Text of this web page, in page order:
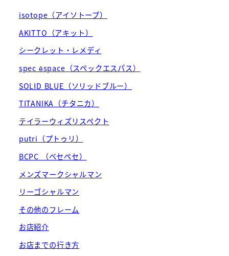
isotope（アイソトープ）
AKITTO（アキット）
シークレット・レメディ
spec ēspace（スペックエスパス）
SOLID BLUE（ソリッドブルー）
TITANIKA（チタニカ）
テイラーウィズリスペクト
putri（プトゥリ）
BCPC （ベセペセ）
メンズマークシャルマン
リーゴシャルマン
その他のフレーム
お店紹介
お店までの行き方